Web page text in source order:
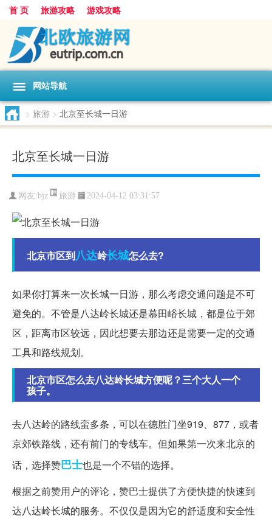
首 页 旅游攻略 游戏攻略
网站导航
> 旅游 > 北京至长城一日游
北京至长城一日游
网友:bjz 旅游 2024-04-12 03:31:57
北京市区到八达岭长城怎么去?
如果你打算来一次长城一日游，那么考虑交通问题是不可
避免的。不管是八达岭长城还是慕田峪长城，都是位于郊
区，距离市区较远，因此想要去那边还是需要一定的交通
工具和路线规划。
北京市区怎么去八达岭长城方便呢？三个大人一个
孩子。
去八达岭的路线蛮多条，可以在德胜门坐919、877，或者
京郊铁路线，还有前门的专线车。但如果第一次来北京的
话，选择赞巴士也是一个不错的选择。
根据之前赞用户的评论，赞巴士提供了方便快捷的快速到
达八达岭长城的服务。不仅仅是因为它的舒适度和安全性